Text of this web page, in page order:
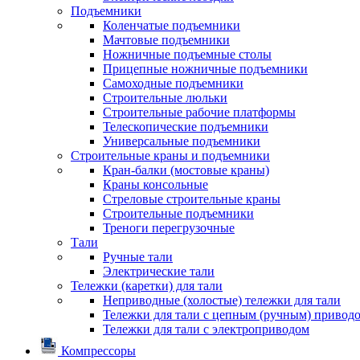
Подъемники
Коленчатые подъемники
Мачтовые подъемники
Ножничные подъемные столы
Прицепные ножничные подъемники
Самоходные подъемники
Строительные люльки
Строительные рабочие платформы
Телескопические подъемники
Универсальные подъемники
Строительные краны и подъемники
Кран-балки (мостовые краны)
Краны консольные
Стреловые строительные краны
Строительные подъемники
Треноги перегрузочные
Тали
Ручные тали
Электрические тали
Тележки (каретки) для тали
Неприводные (холостые) тележки для тали
Тележки для тали с цепным (ручным)
Тележки для тали с электроприводом
Компрессоры